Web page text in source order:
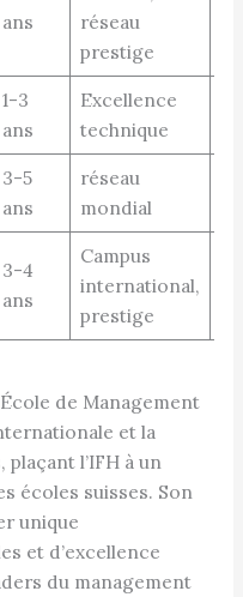
ans
réseau
prestige
1-3
ans
Excellence
technique
3-5
ans
réseau
mondial
3-4
ans
Campus
international,
prestige
de Management
et la
l’IFH à un
écoles suisses. Son
unique
et d’excellence
du management